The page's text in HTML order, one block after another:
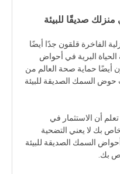
الفاخرة قلقون جدًا أيضًا
الحياة البرية في أحواض
حماية صحة العالم من
السمك الصديقة للبيئة
أن الاستثمار في
بك لا يعني التضحية
السمك الصديقة للبيئة
بك.